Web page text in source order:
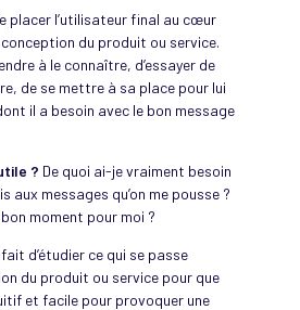
placer l’utilisateur final au cœur
du produit ou service.
à le connaître, d’essayer de
de se mettre à sa place pour lui
il a besoin avec le bon message
? De quoi ai-je vraiment besoin
aux messages qu’on me pousse ?
moment pour moi ?
fait d’étudier ce qui se passe
du produit ou service pour que
et facile pour provoquer une